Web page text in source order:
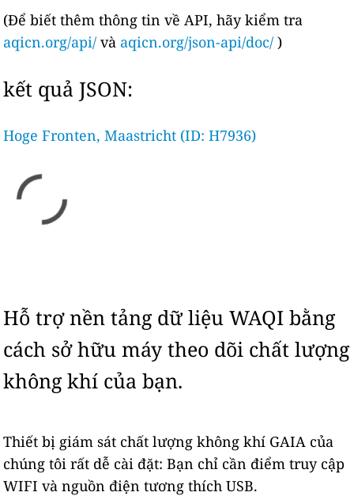
(Để biết thêm thông tin về API, hãy kiểm tra
aqicn.org/api/ và aqicn.org/json-api/doc/ )
kết quả JSON:
Hoge Fronten, Maastricht (ID: H7936)
Hỗ trợ nền tảng dữ liệu WAQI bằng
cách sở hữu máy theo dõi chất lượng
không khí của bạn.
Thiết bị giám sát chất lượng không khí GAIA của
chúng tôi rất dễ cài đặt: Bạn chỉ cần điểm truy cập
WIFI và nguồn điện tương thích USB.